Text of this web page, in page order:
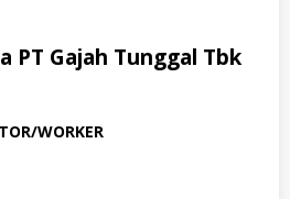
PT Gajah Tunggal Tbk
WORKER